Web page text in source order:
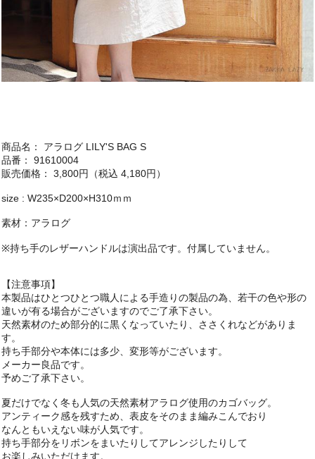
商品名： アラログ LILY'S BAG S
品番： 91610004
販売価格： 3,800円（税込 4,180円）
size : W235×D200×H310ｍｍ
素材：アラログ
※持ち手のレザーハンドルは演出品です。付属していません。
【注意事項】
本製品はひとつひとつ職人による手造りの製品の為、若干の色や形の
違いが有る場合がございますのでご了承下さい。
天然素材のため部分的に黒くなっていたり、ささくれなどがありま
す。
持ち手部分や本体には多少、変形等がございます。
メーカー良品です。
予めご了承下さい。
夏だけでなく冬も人気の天然素材アラログ使用のカゴバッグ。
アンティーク感を残すため、表皮をそのまま編みこんでおり
なんともいえない味が人気です。
持ち手部分をリボンをまいたりしてアレンジしたりして
お楽しみいただけます。